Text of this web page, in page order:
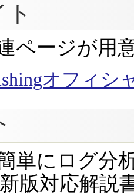
ページが用
オフィシ
単にログ分
版対応解説